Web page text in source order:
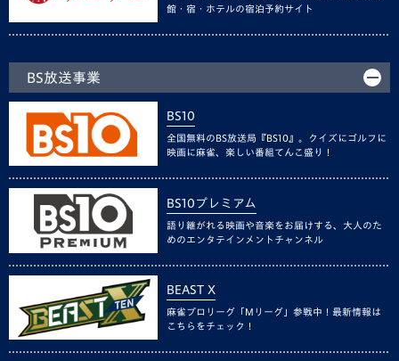
館・宿・ホテルの宿泊予約サイト
BS放送事業
BS10
全国無料のBS放送局『BS10』。クイズにゴルフに
映画に麻雀、楽しい番組てんこ盛り！
BS10プレミアム
語り継がれる映画や音楽をお届けする、大人のた
めのエンタテインメントチャンネル
BEAST X
麻雀プロリーグ「Mリーグ」参戦中！最新情報は
こちらをチェック！